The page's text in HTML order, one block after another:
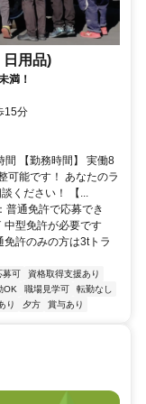
日用品)
満！
15分
間 【勤務時間】 実働8
可能です！ あなたのラ
ください！ 【...
普通免許で応募でき
中型免許が必要です
許のみの方は3tトラ
募可
資格取得支援あり
OK 職場見学可
転勤なし
り 夕方 賞与あり